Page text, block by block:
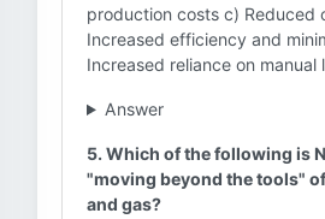
production costs c) Reduced
Increased efficiency and
Increased reliance on manual
Answer
5. Which of the following is
"moving beyond the tools"
and gas?